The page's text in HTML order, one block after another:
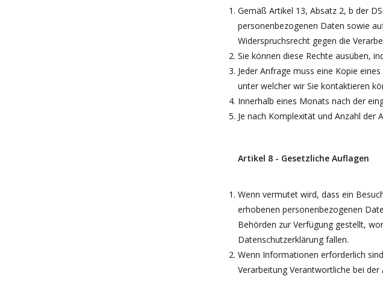
Gemäß Artikel 13, Absatz 2, b der
personenbezogenen Daten sowie
Widerspruchsrecht gegen die
Sie können diese Rechte ausüben,
Jeder Anfrage muss eine Kopie
unter welcher wir Sie kontaktieren
Innerhalb eines Monats nach der
Je nach Komplexität und Anzahl der
Artikel 8 - Gesetzliche Auflagen
Wenn vermutet wird, dass ein
erhobenen personenbezogenen
Behörden zur Verfügung gestellt,
Datenschutzerklärung fallen.
Wenn Informationen erforderlich
Verarbeitung Verantwortliche bei